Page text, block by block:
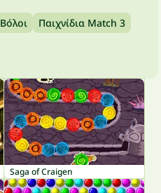
Βόλοι
Παιχνίδια Match 3
Saga of Craigen